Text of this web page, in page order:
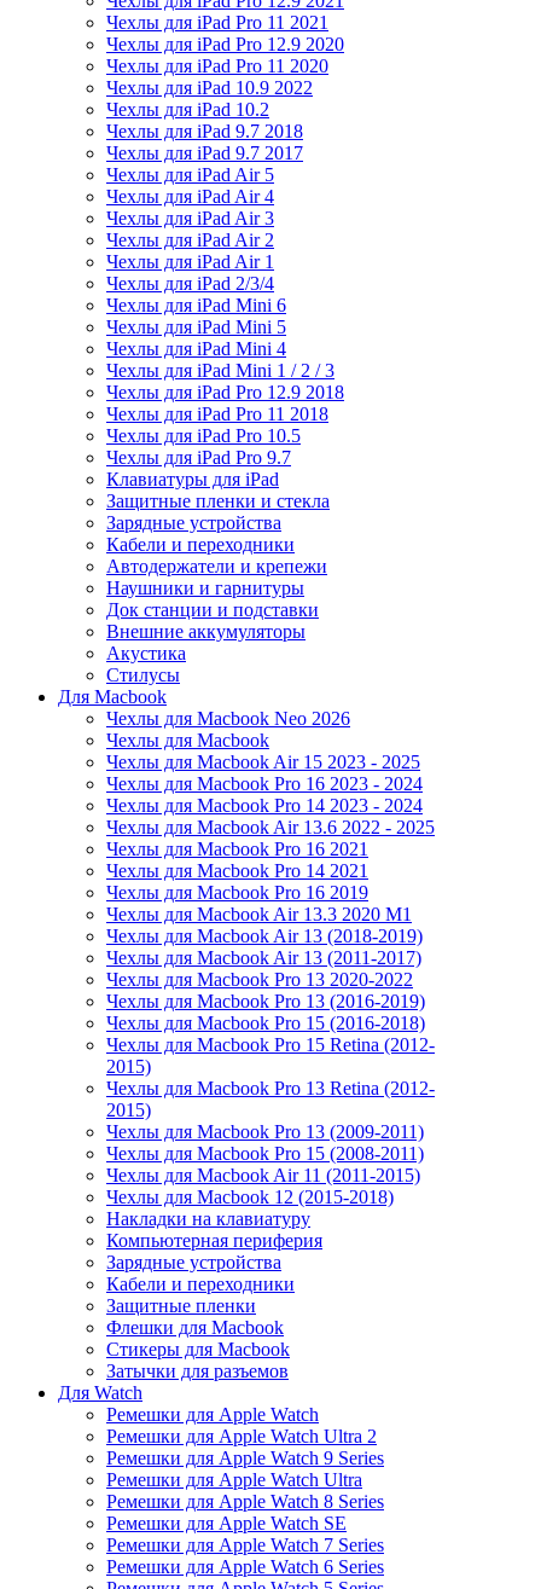
Чехлы для iPad Pro 11 2021
Чехлы для iPad Pro 12.9 2020
Чехлы для iPad Pro 11 2020
Чехлы для iPad 10.9 2022
Чехлы для iPad 10.2
Чехлы для iPad 9.7 2018
Чехлы для iPad 9.7 2017
Чехлы для iPad Air 5
Чехлы для iPad Air 4
Чехлы для iPad Air 3
Чехлы для iPad Air 2
Чехлы для iPad Air 1
Чехлы для iPad 2/3/4
Чехлы для iPad Mini 6
Чехлы для iPad Mini 5
Чехлы для iPad Mini 4
Чехлы для iPad Mini 1 / 2 / 3
Чехлы для iPad Pro 12.9 2018
Чехлы для iPad Pro 11 2018
Чехлы для iPad Pro 10.5
Чехлы для iPad Pro 9.7
Клавиатуры для iPad
Защитные пленки и стекла
Зарядные устройства
Кабели и переходники
Автодержатели и крепежи
Наушники и гарнитуры
Док станции и подставки
Внешние аккумуляторы
Акустика
Стилусы
Для Macbook
Чехлы для Macbook Neo 2026
Чехлы для Macbook
Чехлы для Macbook Air 15 2023 - 2025
Чехлы для Macbook Pro 16 2023 - 2024
Чехлы для Macbook Pro 14 2023 - 2024
Чехлы для Macbook Air 13.6 2022 - 2025
Чехлы для Macbook Pro 16 2021
Чехлы для Macbook Pro 14 2021
Чехлы для Macbook Pro 16 2019
Чехлы для Macbook Air 13.3 2020 M1
Чехлы для Macbook Air 13 (2018-2019)
Чехлы для Macbook Air 13 (2011-2017)
Чехлы для Macbook Pro 13 2020-2022
Чехлы для Macbook Pro 13 (2016-2019)
Чехлы для Macbook Pro 15 (2016-2018)
Чехлы для Macbook Pro 15 Retina (2012-
2015)
Чехлы для Macbook Pro 13 Retina (2012-
2015)
Чехлы для Macbook Pro 13 (2009-2011)
Чехлы для Macbook Pro 15 (2008-2011)
Чехлы для Macbook Air 11 (2011-2015)
Чехлы для Macbook 12 (2015-2018)
Накладки на клавиатуру
Компьютерная периферия
Зарядные устройства
Кабели и переходники
Защитные пленки
Флешки для Macbook
Стикеры для Macbook
Затычки для разъемов
Для Watch
Ремешки для Apple Watch
Ремешки для Apple Watch Ultra 2
Ремешки для Apple Watch 9 Series
Ремешки для Apple Watch Ultra
Ремешки для Apple Watch 8 Series
Ремешки для Apple Watch SE
Ремешки для Apple Watch 7 Series
Ремешки для Apple Watch 6 Series